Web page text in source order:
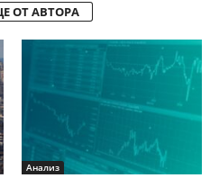
ОТ АВТОРА
Анализ